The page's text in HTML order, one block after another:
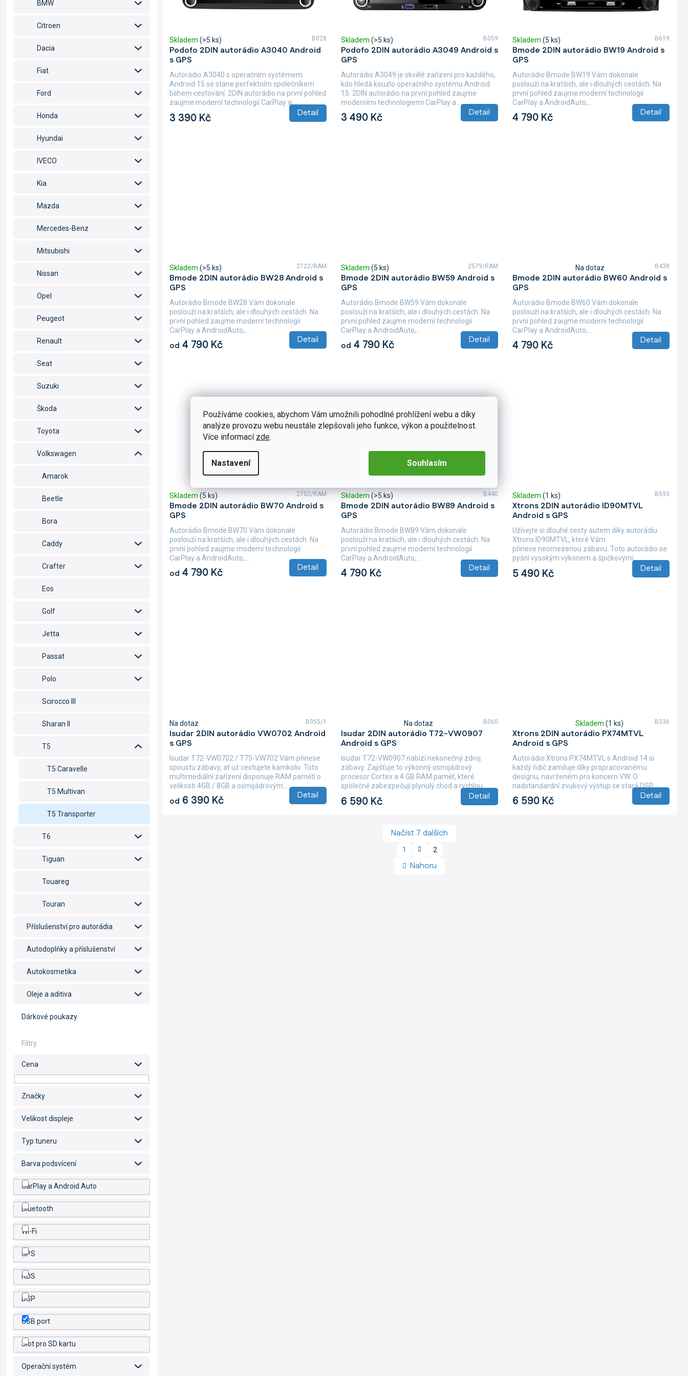
Používáme cookies, abychom Vám umožnili pohodlné prohlížení webu a díky
analýze provozu webu neustále zlepšovali jeho funkce, výkon a použitelnost.
Více informací zde.
Nastavení Souhlasím
BMW
Citroen
Dacia
Fiat
Ford
Honda
Hyundai
IVECO
Kia
Mazda
Mercedes-Benz
Mitsubishi
Nissan
Opel
Peugeot
Renault
Seat
Suzuki
Škoda
Toyota
Volkswagen
Amarok
Beetle
Bora
Caddy
Crafter
Eos
Golf
Jetta
Passat
Polo
Scirocco III
Sharan II
T5
T5 Caravelle
T5 Multivan
T5 Transporter
T6
Tiguan
Touareg
Touran
Příslušenství pro autorádia
Autodoplňky a příslušenství
Autokosmetika
Oleje a aditiva
Dárkové poukazy
Cena
Značky
Velikost displeje
Typ tuneru
Barva podsvícení
CarPlay a Android Auto
Bluetooth
Wi-Fi
GPS
RDS
DSP
USB port
Slot pro SD kartu
Operační systém
ů
Podofo 2DIN autorádio A3040 Android
s GPS
Skladem (>5 ks)
3 390 Kč Detail
Autorádio A3040 s operačním systémem
Android 15 se stane perfektním společníkem
během cestování. 2DIN autorádio na první pohled
zaujme moderní technologií CarPlay a
B028
Podofo 2DIN autorádio A3049 Android s
GPS
Skladem (>5 ks)
3 490 Kč Detail
Autorádio A3049 je skvělé zařízení pro každého,
kdo hledá kouzlo operačního systému Android
15. 2DIN autorádio na první pohled zaujme
moderními technologiemi CarPlay a...
B059
Bmode 2DIN autorádio BW19 Android s
GPS
Skladem (5 ks)
4 790 Kč Detail
Autorádio Bmode BW19 Vám dokonale
poslouží na kratších, ale i dlouhých cestách. Na
první pohled zaujme moderní technologií
CarPlay a AndroidAuto,...
B619
Bmode 2DIN autorádio BW28 Android s
GPS
Skladem (>5 ks)
od 4 790 Kč Detail
Autorádio Bmode BW28 Vám dokonale
poslouží na kratších, ale i dlouhých cestách. Na
první pohled zaujme moderní technologií
CarPlay a AndroidAuto,...
2722/RAM
Bmode 2DIN autorádio BW59 Android s
GPS
Skladem (5 ks)
od 4 790 Kč Detail
Autorádio Bmode BW59 Vám dokonale
poslouží na kratších, ale i dlouhých cestách. Na
první pohled zaujme moderní technologií
CarPlay a AndroidAuto,...
2579/RAM
Bmode 2DIN autorádio BW60 Android s
GPS
hodnocení
produktu
je
4,7
z
5
hvězdiček.
Na dotaz
4 790 Kč Detail
Autorádio Bmode BW60 Vám dokonale
poslouží na kratších, ale i dlouhých cestách. Na
první pohled zaujme moderní technologií
CarPlay a AndroidAuto,...
B438
Bmode 2DIN autorádio BW70 Android s
GPS
Skladem (5 ks)
od 4 790 Kč Detail
Autorádio Bmode BW70 Vám dokonale
poslouží na kratších, ale i dlouhých cestách. Na
první pohled zaujme moderní technologií
CarPlay a AndroidAuto,...
2702/RAM
Bmode 2DIN autorádio BW89 Android s
GPS
Skladem (>5 ks)
4 790 Kč Detail
Autorádio Bmode BW89 Vám dokonale
poslouží na kratších, ale i dlouhých cestách. Na
první pohled zaujme moderní technologií
CarPlay a AndroidAuto,...
B440
Xtrons 2DIN autorádio ID90MTVL
Android s GPS
Skladem (1 ks)
5 490 Kč Detail
Užívejte si dlouhé cesty autem díky autorádiu
Xtrons ID90MTVL, které Vám
přinese neomezenou zábavu. Toto autorádio se
pyšní vysokým výkonem a špičkovými
B593
Isudar 2DIN autorádio VW0702 Android
s GPS
Na dotaz
od 6 390 Kč Detail
Isudar T72-VW0702 / T75-VW702 Vám přinese
spoustu zábavy, ať už cestujete kamkoliv. Toto
multimediální zařízení disponuje RAM pamětí o
velikosti 4GB / 8GB a osmijádrovým...
B055/1
Isudar 2DIN autorádio T72-VW0907
Android s GPS
hodnocení
produktu
je
5,0
5
hvězdiček.
Na dotaz
6 590 Kč Detail
Isudar T72-VW0907 nabízí nekonečný zdroj
zábavy. Zajišťuje to výkonný osmijádrový
procesor Cortex a 4 GB RAM paměť, které
společně zabezpečují plynulý chod a rychlou
B060
Xtrons 2DIN autorádio PX74MTVL
Android s GPS
hodnocení
produktu
je
5,0
z
5
Skladem (1 ks)
6 590 Kč Detail
Autorádio Xtrons PX74MTVL s Android 14 si
každý řidič zamiluje díky propracovanému
designu, navrženém pro koncern VW. O
nadstandardní zvukový výstup se stará DSP...
B336
O
v
l
Načíst 7 dalších
S
t
r
á
1 2
Nahoru